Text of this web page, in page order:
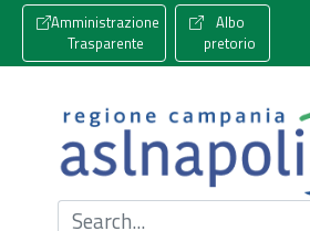
Amministrazione
Trasparente
Albo
pretorio
Cerca nel sito